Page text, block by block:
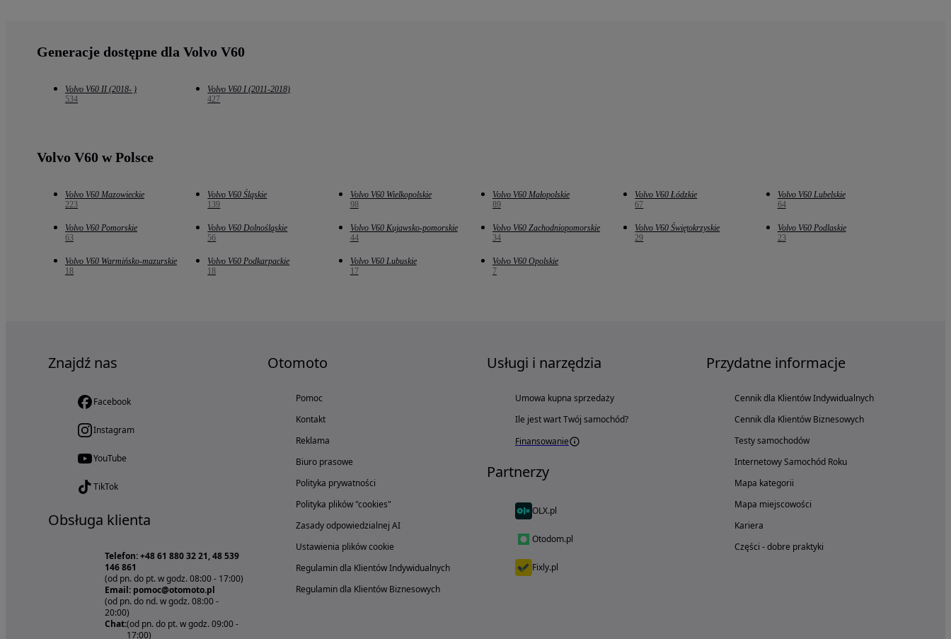
Generacje dostępne dla Volvo V60
Volvo V60 II (2018- )
534
Volvo V60 I (2011-2018)
427
Volvo V60 w Polsce
Volvo V60 Mazowieckie
223
Volvo V60 Śląskie
139
Volvo V60 Wielkopolskie
98
Volvo V60 Małopolskie
89
Volvo V60 Łódzkie
67
Volvo V60 Lubelskie
64
Volvo V60 Pomorskie
63
Volvo V60 Dolnośląskie
56
Volvo V60 Kujawsko-pomorskie
44
Volvo V60 Zachodniopomorskie
34
Volvo V60 Świętokrzyskie
29
Volvo V60 Podlaskie
23
Volvo V60 Warmińsko-mazurskie
18
Volvo V60 Podkarpackie
18
Volvo V60 Lubuskie
17
Volvo V60 Opolskie
7
Znajdź nas
Facebook
Instagram
YouTube
TikTok
Obsługa klienta
Telefon: +48 61 880 32 21, 48 539
146 861
(od pn. do pt. w godz. 08:00 - 17:00)
Email: pomoc@otomoto.pl
(od pn. do nd. w godz. 08:00 -
20:00)
Chat:(od pn. do pt. w godz. 09:00 -
17:00)
Otomoto
Pomoc
Kontakt
Reklama
Biuro prasowe
Polityka prywatności
Polityka plików "cookies"
Zasady odpowiedzialnej AI
Ustawienia plików cookie
Regulamin dla Klientów Indywidualnych
Regulamin dla Klientów Biznesowych
Usługi i narzędzia
Umowa kupna sprzedaży
Ile jest wart Twój samochód?
Finansowanie
Partnerzy
OLX.pl
Otodom.pl
Fixly.pl
Przydatne informacje
Cennik dla Klientów Indywidualnych
Cennik dla Klientów Biznesowych
Testy samochodów
Internetowy Samochód Roku
Mapa kategorii
Mapa miejscowości
Kariera
Części - dobre praktyki